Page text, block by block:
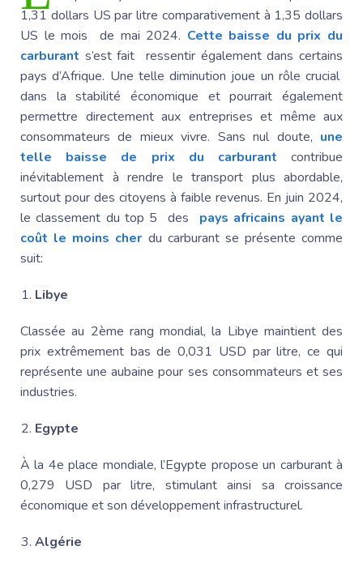
1,31 dollars US par litre comparativement à 1,35 dollars
US le mois de mai 2024. Cette baisse du prix du
carburant s’est fait ressentir également dans certains
pays d’Afrique. Une telle diminution joue un rôle crucial
dans la stabilité économique et pourrait également
permettre directement aux entreprises et même aux
consommateurs de mieux vivre. Sans nul doute, une
telle baisse de prix du carburant contribue
inévitablement à rendre le transport plus abordable,
surtout pour des citoyens à faible revenus. En juin 2024,
le classement du top 5 des pays africains ayant le
coût le moins cher du carburant se présente comme
suit:
Libye
Classée au 2ème rang mondial, la Libye maintient des
prix extrêmement bas de 0,031 USD par litre, ce qui
représente une aubaine pour ses consommateurs et ses
industries.
Egypte
À la 4e place mondiale, l’Egypte propose un carburant à
0,279 USD par litre, stimulant ainsi sa croissance
économique et son développement infrastructurel.
Algérie